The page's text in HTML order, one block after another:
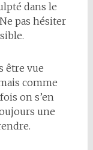
dans le
pas hésiter
être vue
comme
on s’en
une